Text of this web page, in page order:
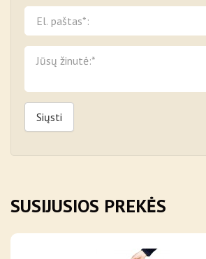
Siųsti
SUSIJUSIOS PREKĖS